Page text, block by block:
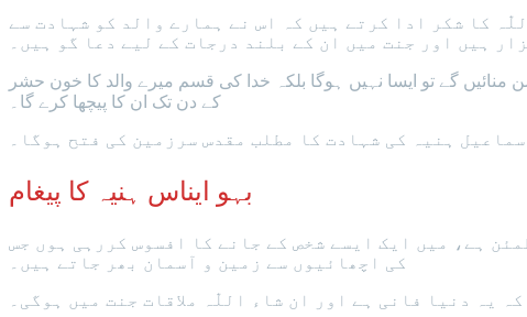
کا شکر ادا کرتے ہیں کہ اس نے ہمارے والد کو شہادت سے
ہیں اور جنت میں ان کے بلند درجات کے لیے دعا گو ہیں۔
گے تو ایسا نہیں ہوگا بلکہ خدا کی قسم میرے والد کا خون حشر
کے دن تک ان کا پیچھا کرے گا۔
ہنیہ کی شہادت کا مطلب مقدس سرزمین کی فتح ہوگا۔
بہو ایناس ہنیہ کا پیغام
ہے، میں ایک ایسے شخص کے جانے کا افسوس کررہی ہوں جس
کی اچھائیوں سے زمین و آسمان بھر جاتے ہیں۔
یہ دنیا فانی ہے اور ان شاء اللّٰہ ملاقات جنت میں ہوگی۔